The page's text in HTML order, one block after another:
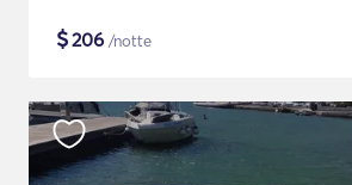
$206 /notte